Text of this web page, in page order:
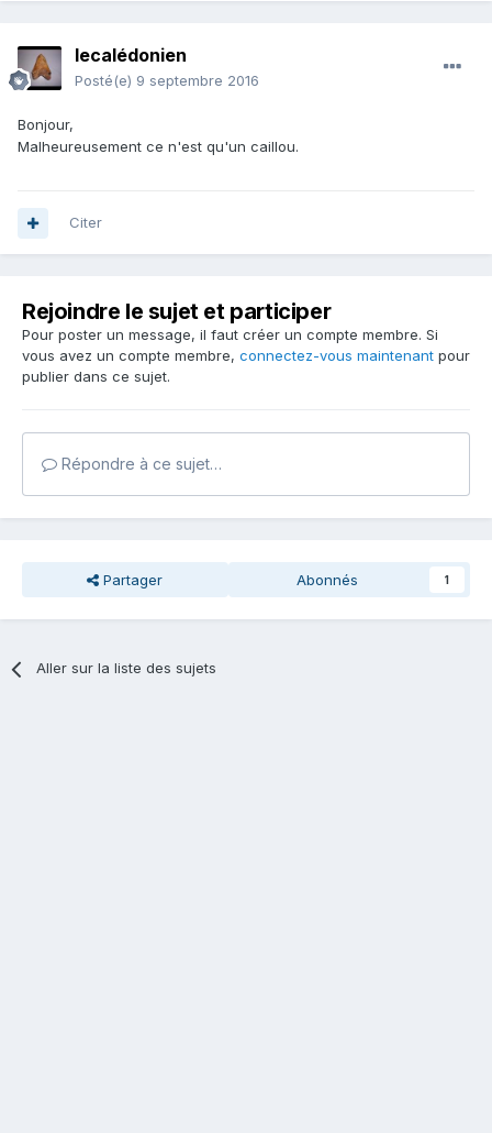
lecalédonien
Posté(e) 9 septembre 2016
Bonjour,
Malheureusement ce n'est qu'un caillou.
Citer
Rejoindre le sujet et participer
Pour poster un message, il faut créer un compte membre. Si
vous avez un compte membre, connectez-vous maintenant pour
publier dans ce sujet.
Répondre à ce sujet…
Partager Abonnés 1
Aller sur la liste des sujets